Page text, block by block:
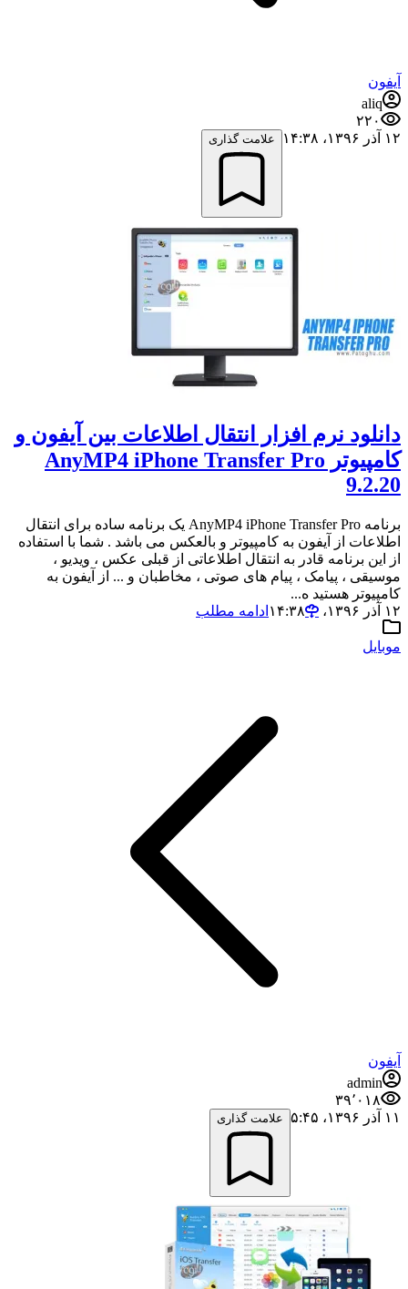
آیفون
aliq
۲۲۰
۱۲ آذر ۱۳۹۶،‏ ۱۴:۳۸
علامت گذاری
دانلود نرم افزار انتقال اطلاعات بین آیفون و
کامپیوتر AnyMP4 iPhone Transfer Pro
9.2.20
برنامه AnyMP4 iPhone Transfer Pro یک برنامه ساده برای انتقال
اطلاعات از آیفون به کامپیوتر و بالعکس می باشد . شما با استفاده
از این برنامه قادر به انتقال اطلاعاتی از قبلی عکس ، ویدیو ،
موسیقی ، پیامک ، پیام های صوتی ، مخاطبان و ... از آیفون به
کامپیوتر هستید ه...
۱۲ آذر ۱۳۹۶،‏ ۱۴:۳۸
ادامه مطلب
موبایل
آیفون
admin
۳۹٬۰۱۸
۱۱ آذر ۱۳۹۶،‏ ۵:۴۵
علامت گذاری